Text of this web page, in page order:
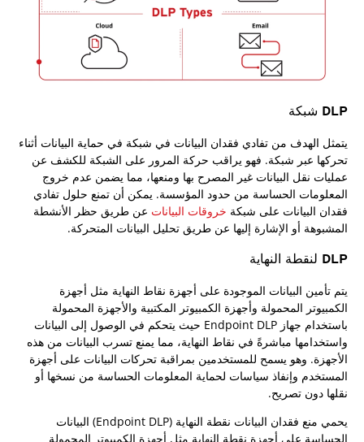
DLP شبكة
يتمثل الهدف من تفادي فقدان البيانات في شبكة في حماية البيانات أثناء
تحركها عبر شبكة. فهو يراقب حركة المرور على الشبكة للكشف عن
عمليات نقل البيانات غير المصرح بها ومنعها، مما يضمن عدم خروج
المعلومات الحساسة من حدود المؤسسة. يمكن أن تمنع حلول تفادي
فقدان البيانات على شبكة خروقات البيانات عن طريق حظر الأنشطة
المشبوهة أو الإشارة إليها عن طريق تحليل البيانات المتحركة.
DLP لنقطة النهاية
يتم تأمين البيانات الموجودة على أجهزة نقاط النهاية مثل أجهزة
الكمبيوتر المحمولة وأجهزة الكمبيوتر المكتبية والأجهزة المحمولة
باستخدام جهاز Endpoint DLP حيث يتحكم في الوصول إلى البيانات
واستخدامها مباشرةً في نقاط النهاية، مما يمنع تسرب البيانات من هذه
الأجهزة. وهو يسمح للمستخدمين بمراقبة تحركات البيانات على أجهزة
المستخدم وإنفاذ سياسات لحماية المعلومات الحساسة من نسخها أو
نقلها دون تصريح.
يحمي منع فقدان البيانات نقطة النهاية (Endpoint DLP) البيانات
الحساسة على أجهزة نقطة النهاية مثل أجهزة الكمبيوتر المحمولة